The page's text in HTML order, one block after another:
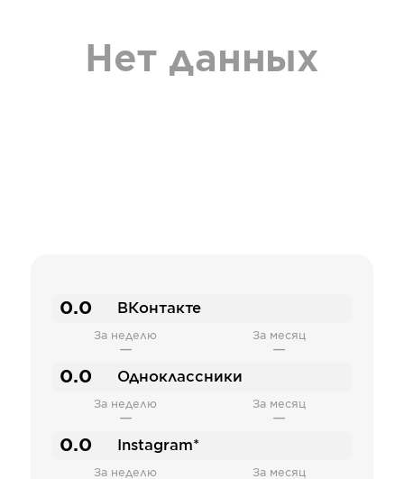
Нет данных
0.0 ВКонтакте
За неделю
—
За месяц
—
0.0 Одноклассники
За неделю
—
За месяц
—
0.0 Instagram*
За неделю За месяц